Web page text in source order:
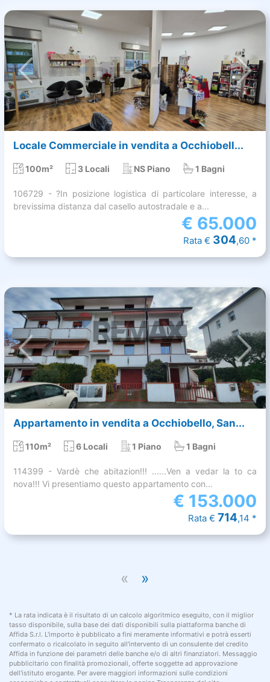
Locale Commerciale in vendita a Occhiobell...
100m² 3 Locali NS Piano 1 Bagni
106729 - ?In posizione logistica di particolare interesse, a
brevissima distanza dal casello autostradale e a...
€ 65.000
Rata € 304,60 *
Appartamento in vendita a Occhiobello, San...
110m² 6 Locali 1 Piano 1 Bagni
114399 - Vardè che abitazion!!! ......Ven a vedar la to ca
nova!!! Vi presentiamo questo appartamento con...
€ 153.000
Rata € 714,14 *
« »
* La rata indicata è il risultato di un calcolo algoritmico eseguito, con il miglior
tasso disponibile, sulla base dei dati disponibili sulla piattaforma banche di
Affida S.r.l. L'importo è pubblicato a fini meramente informativi e potrà esserti
confermato o ricalcolato in seguito all'intervento di un consulente del credito
Affida in funzione dei parametri delle banche e/o di altri finanziatori. Messaggio
pubblicitario con finalità promozionali, offerte soggette ad approvazione
dell'istituto erogante. Per avere maggiori informazioni sulle condizioni